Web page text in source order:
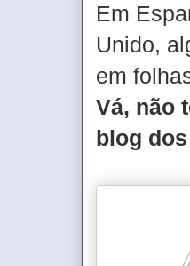
Em
Unido,
em
Vá, não
blog